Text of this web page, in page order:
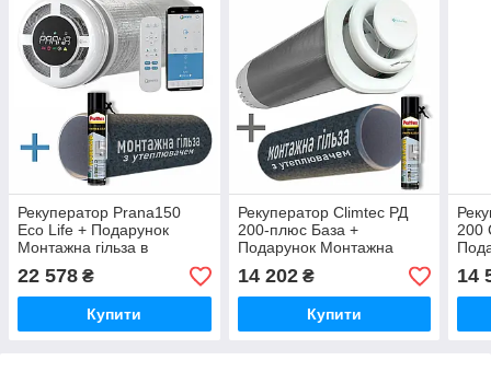
Рекуператор Prana150
Eco Life + Подарунок
Монтажна гільза в
комплекті з піною
22 578 ₴
Купити
Рекуператор Climtec РД
200-плюс База +
Подарунок Монтажна
гільза + Монтажна піна
14 202₴
Купити
200
14